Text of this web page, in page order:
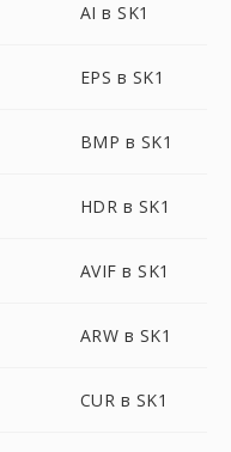
AI в SK1
EPS в SK1
BMP в SK1
HDR в SK1
AVIF в SK1
ARW в SK1
CUR в SK1